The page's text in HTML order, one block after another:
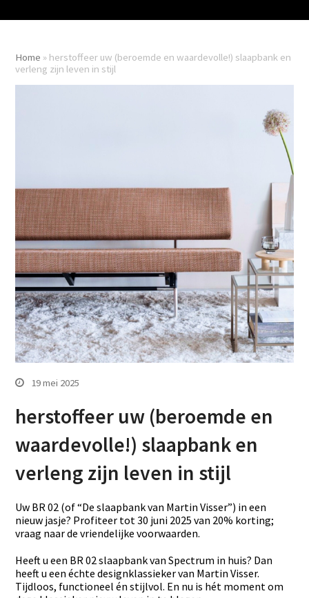
Home » herstoffeer uw (beroemde en waardevolle!) slaapbank en
verleng zijn leven in stijl
19 mei 2025
herstoffeer uw (beroemde en
waardevolle!) slaapbank en
verleng zijn leven in stijl
Uw BR 02 (of “De slaapbank van Martin Visser”) in een
nieuw jasje? Profiteer tot 30 juni 2025 van 20% korting;
vraag naar de vriendelijke voorwaarden.
Heeft u een BR 02 slaapbank van Spectrum in huis? Dan
heeft u een échte designklassieker van Martin Visser.
Tijdloos, functioneel én stijlvol. En nu is hét moment om